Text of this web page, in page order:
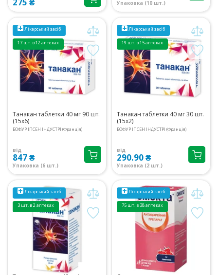
Упаковка (10 шт.)
Лікарський засіб
17 шт. в 12 аптеках
Танакан таблетки 40 мг 90 шт.
(15х6)
БОФУР ІПСЕН ІНДУСТРІ (Франція)
від
847 ₴
Упаковка (6 шт.)
Лікарський засіб
19 шт. в 15 аптеках
Танакан таблетки 40 мг 30 шт.
(15х2)
БОФУР ІПСЕН ІНДУСТРІ (Франція)
від
290.90 ₴
Упаковка (2 шт.)
Лікарський засіб
3 шт. в 2 аптеках
Лікарський засіб
75 шт. в 38 аптеках